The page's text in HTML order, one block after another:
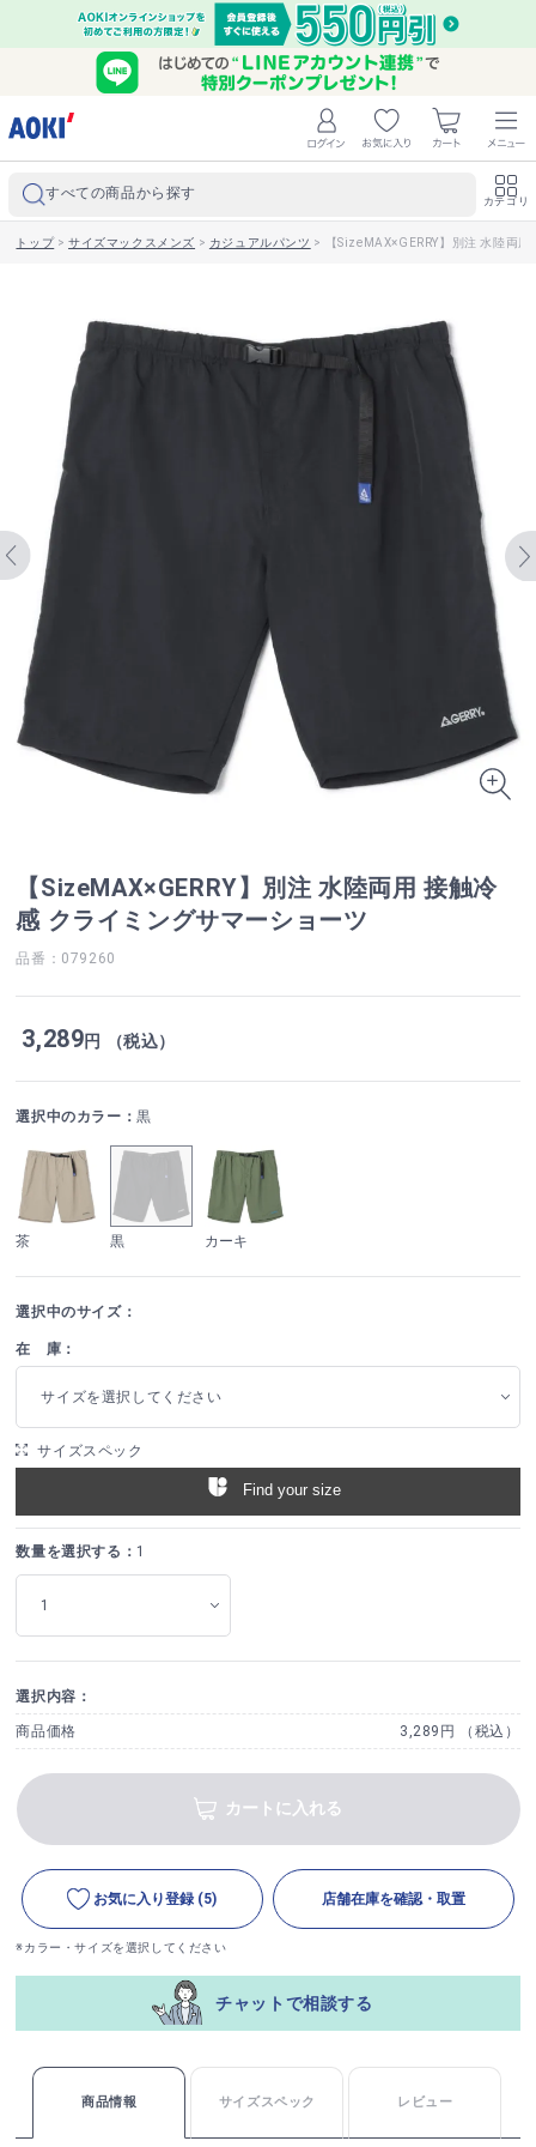
すべての商品から探す カテゴリ
トップ>サイズマックスメンズ > カジュアルパンツ > 【SizeMAX×GERRY】別注 水陸両
【SizeMAX×GERRY】別注 水陸両用 接触冷
感 クライミングサマーショーツ
品番：079260
3,289円 （税込）
選択中のカラー：黒
茶 黒 カーキ
選択中のサイズ：
在 庫：
サイズを選択してください
サイズスペック
Find your size
数量を選択する： 1
選択内容：
商品価格 3,289円 （税込）
カートに入れる
お気に入り登録 (5) 店舗在庫を確認・取置
※カラー・サイズを選択してください
チャットで相談する
商品情報 サイズスペック レビュー